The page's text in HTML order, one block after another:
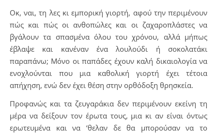
Oκ, ναι, τη λες κι εμπορική γιορτή, αφού την περιμένουν
πώς και πώς οι ανθοπώλες και οι ζαχαροπλάστες να
βγάλουν τα σπασμένα όλου του χρόνου, αλλά μήπως
έβλαψε και κανέναν ένα λουλούδι ή σοκολατάκι
παραπάνω; Μόνο οι παπάδες έχουν καλή δικαιολογία να
ενοχλούνται που μια καθολική γιορτή έχει τέτοια
απήχηση, ενώ δεν έχει θέση στην ορθόδοξη θρησκεία.
Προφανώς και τα ζευγαράκια δεν περιμένουν εκείνη τη
μέρα να δείξουν τον έρωτα τους, μια κι αν είναι όντως
ερωτευμένα και να ‘θελαν δε θα μπορούσαν να το